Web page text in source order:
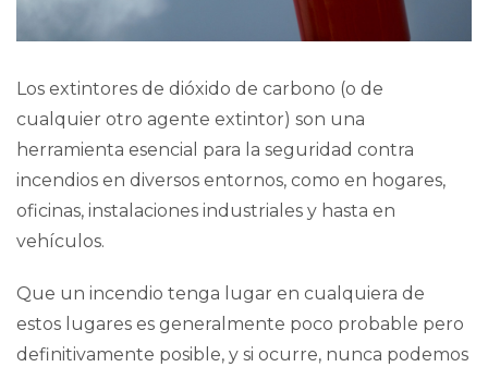
Los extintores de dióxido de carbono (o de
cualquier otro agente extintor) son una
herramienta esencial para la seguridad contra
incendios en diversos entornos, como en hogares,
oficinas, instalaciones industriales y hasta en
vehículos.
Que un incendio tenga lugar en cualquiera de
estos lugares es generalmente poco probable pero
definitivamente posible, y si ocurre, nunca podemos